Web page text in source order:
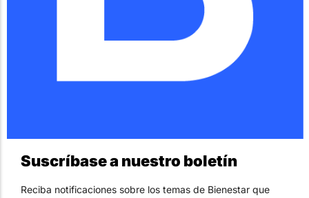
Suscríbase a nuestro boletín
Reciba notificaciones sobre los temas de Bienestar que